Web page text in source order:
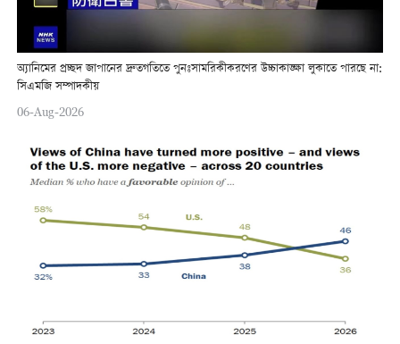
অ্যানিমের প্রচ্ছদ জাপানের দ্রুতগতিতে পুনঃসামরিকীকরণের উচ্চাকাঙ্ক্ষা লুকাতে পারছে না:
সিএমজি সম্পাদকীয়
06-Aug-2026